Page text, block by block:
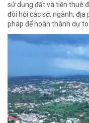
sử dụng đất và tiền thuê
đòi hỏi các sở, ngành,
pháp để hoàn thành dự